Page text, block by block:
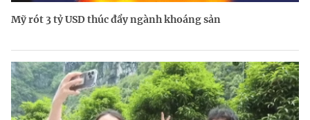
Mỹ rót 3 tỷ USD thúc đẩy ngành khoáng sản